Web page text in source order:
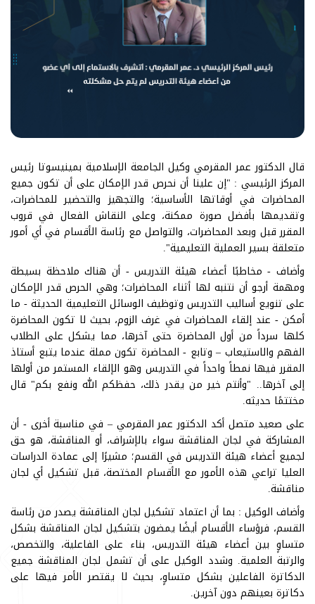
قال الدكتور عمر المقرمي وكيل الجامعة الإسلامية بمينيسوتا رئيس
المركز الرئيسي : "إن علينا أن نحرص قدر الإمكان على أن تكون جميع
المحاضرات في أوقاتها الأساسية؛ والتجهيز والتحضير للمحاضرات،
وتقديمها بأفضل صورة ممكنة، وعلى النقاش الفعال في قروب
المقرر قبل وبعد المحاضرات، والتواصل مع رئاسة الأقسام في أي أمور
متعلقة بسير العملية التعليمية".
وأضاف - مخاطبًا أعضاء هيئة التدريس - أن هناك ملاحظة بسيطة
ومهمة أرجو أن نتنبه لها أثناء المحاضرات؛ وهي الحرص قدر الإمكان
على تنويع أساليب التدريس وتوظيف الوسائل التعليمية الحديثة - ما
أمكن - عند إلقاء المحاضرات في غرف الزوم، بحيث لا تكون المحاضرة
كلها سرداً من أول المحاضرة حتى آخرها، مما يشكل على الطلاب
الفهم والاستيعاب – وتابع - المحاضرة تكون مملة عندما يتبع أستاذ
المقرر فيها نمطاً واحداً في التدريس وهو الإلقاء المستمر من أولها
إلى آخرها.. "وأنتم خير من يقدر ذلك، حفظكم الله ونفع بكم" قال
مختتمًا حديثه.
على صعيد متصل أكد الدكتور عمر المقرمي – في مناسبة أخرى - أن
المشاركة في لجان المناقشة سواء بالإشراف، أو المناقشة، هو حق
لجميع أعضاء هيئة التدريس في القسم؛ مشيرًا إلى عمادة الدراسات
العليا تراعي هذه الأمور مع الأقسام المختصة، قبل تشكيل أي لجان
مناقشة.
وأضاف الوكيل : بما أن اعتماد تشكيل لجان المناقشة يصدر من رئاسة
القسم، فرؤساء الأقسام أيضًا يمضون بتشكيل لجان المناقشة بشكل
متساوٍ بين أعضاء هيئة التدريس، بناء على الفاعلية، والتخصص،
والرتبة العلمية. وشدد الوكيل على أن تشمل لجان المناقشة جميع
الدكاترة الفاعلين بشكل متساوٍ، بحيث لا يقتصر الأمر فيها على
دكاترة بعينهم دون آخرين.